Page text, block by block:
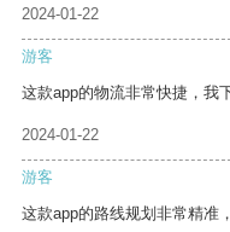
2024-01-22
游客
这款app的物流非常快捷，我
2024-01-22
游客
这款app的路线规划非常精准